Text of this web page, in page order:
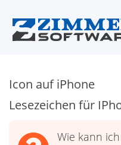
Icon auf iPhone
Lesezeichen für
Wie kann